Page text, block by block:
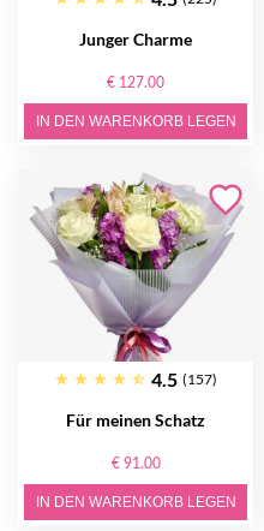
Junger Charme
€ 127.00
IN DEN WARENKORB LEGEN
4.5 (157)
Für meinen Schatz
€ 91.00
IN DEN WARENKORB LEGEN